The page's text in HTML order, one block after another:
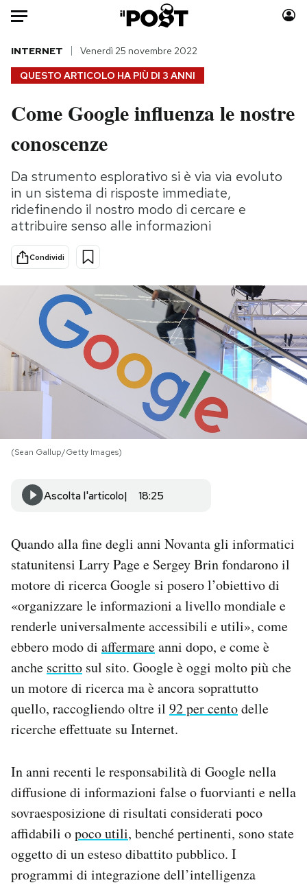
Auto
HOME
Italia
Politica
Tecnologia
Internet
Scienza
Cultura
Economia
Moda
Storie/Idee
Ok Boomer!
Media
Europa
PODCAST
NEWSLETTER
AREA PERSONALE
Area Personale
Newsletter
Notifiche mobile
Regala il Post
Hai bisogno di aiuto?
QUESTO ARTICOLO HA PIÙ DI 3 ANNI
INTERNET Venerdì 25 novembre 2022
Come Google influenza le nostre
conoscenze
Da strumento esplorativo si è via via evoluto
in un sistema di risposte immediate,
ridefinendo il nostro modo di cercare e
attribuire senso alle informazioni
Condividi
(Sean Gallup/Getty Images)
Ascolta l'articolo 18:25
Quando alla fine degli anni Novanta gli informatici
statunitensi Larry Page e Sergey Brin fondarono il
motore di ricerca Google si posero l’obiettivo di
«organizzare le informazioni a livello mondiale e
renderle universalmente accessibili e utili», come
ebbero modo di affermareanni dopo, e come è
anche scritto sul sito. Google è oggi molto più che
un motore di ricerca ma è ancora soprattutto
quello, raccogliendo oltre il 92 per centodelle
ricerche effettuate su Internet.
In anni recenti le responsabilità di Google nella
diffusione di informazioni false o fuorvianti e nella
sovraesposizione di risultati considerati poco
affidabili opoco utili, benché pertinenti, sono state
oggetto di un esteso dibattito pubblico. I
programmi di integrazione dell’intelligenza